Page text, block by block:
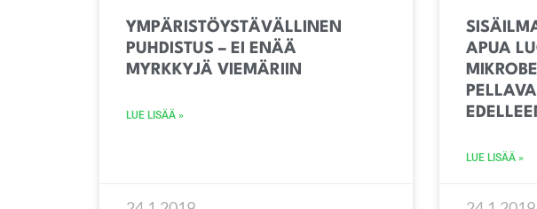
YMPÄRISTÖYSTÄVÄLLINEN
PUHDISTUS – EI ENÄÄ
MYRKKYJÄ VIEMÄRIIN
LUE LISÄÄ »
APUA
LUE LISÄÄ »